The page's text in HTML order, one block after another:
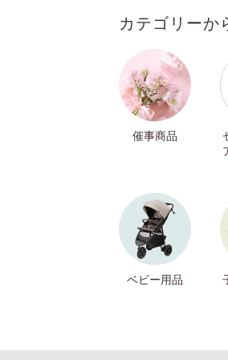
カテゴリーか
催事商品
ベビー用品